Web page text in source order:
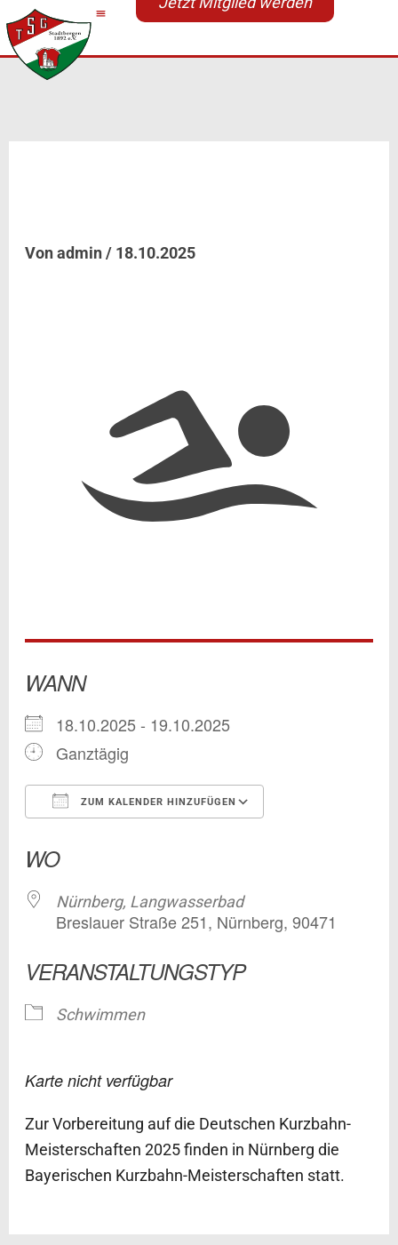
Zum
Inhalt
springen
Vonadmin/ 18.10.2025
WANN
18.10.2025 - 19.10.2025
Ganztägig
ZUM KALENDER HINZUFÜGEN
WO
Nürnberg, Langwasserbad
Breslauer Straße 251, Nürnberg, 90471
VERANSTALTUNGSTYP
Schwimmen
Karte nicht verfügbar
Zur Vorbereitung auf die Deutschen Kurzbahn-
Meisterschaften 2025 finden in Nürnberg die
Bayerischen Kurzbahn-Meisterschaften statt.